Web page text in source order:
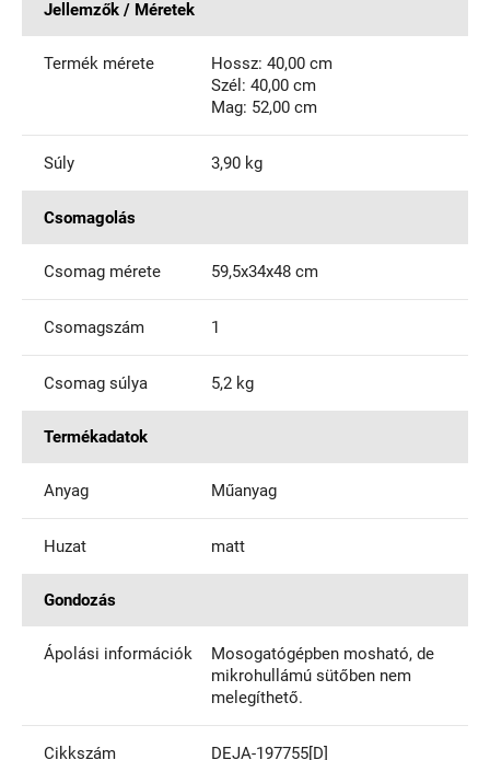
Jellemzők / Méretek
Termék mérete
Hossz: 40,00 cm
Szél: 40,00 cm
Mag: 52,00 cm
Súly 3,90 kg
Csomagolás
Csomag mérete 59,5x34x48 cm
Csomagszám 1
Csomag súlya 5,2 kg
Termékadatok
Anyag Műanyag
Huzat matt
Gondozás
Ápolási információk
Mosogatógépben mosható, de
mikrohullámú sütőben nem
melegíthető.
Cikkszám DEJA-197755[D]